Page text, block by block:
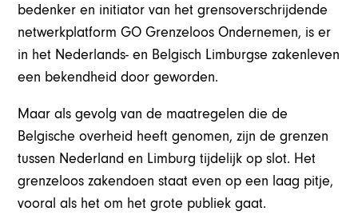
bedenker en initiator van het grensoverschrijdende
netwerkplatform GO Grenzeloos Ondernemen, is er
in het Nederlands- en Belgisch Limburgse zakenleven
een bekendheid door geworden.
Maar als gevolg van de maatregelen die de
Belgische overheid heeft genomen, zijn de grenzen
tussen Nederland en Limburg tijdelijk op slot. Het
grenzeloos zakendoen staat even op een laag pitje,
vooral als het om het grote publiek gaat.